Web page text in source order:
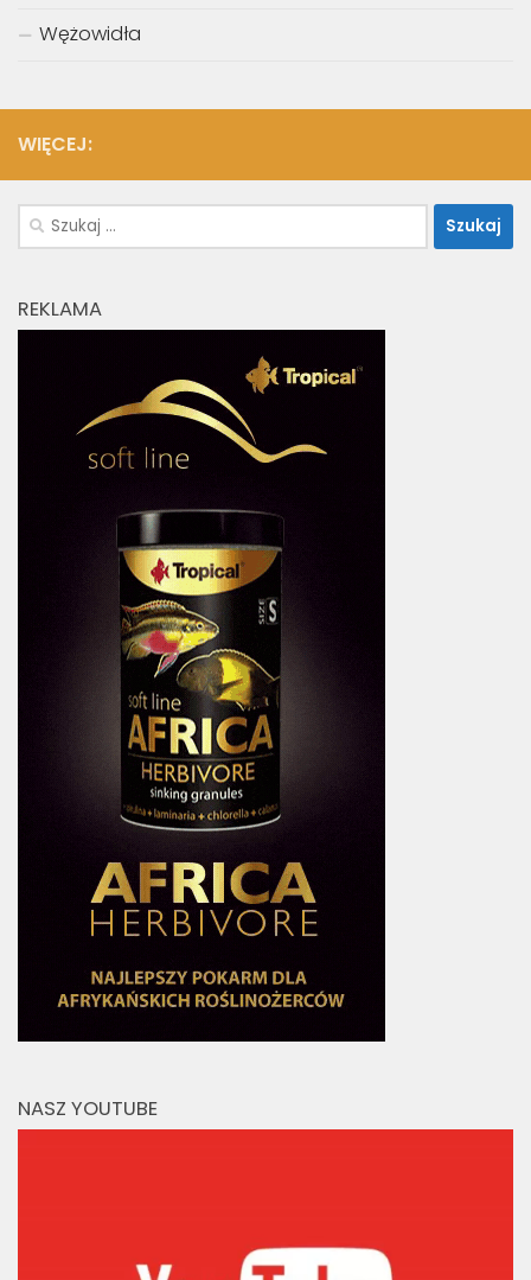
Wężowidła
WIĘCEJ:
Szukaj:
REKLAMA
NASZ YOUTUBE